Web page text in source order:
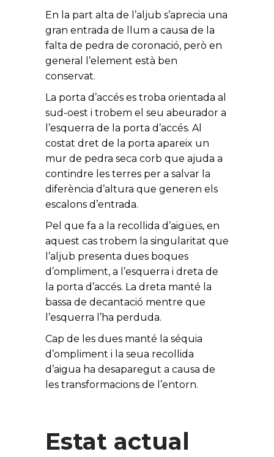
En la part alta de l’aljub s’aprecia una
gran entrada de llum a causa de la
falta de pedra de coronació, però en
general l’element està ben
conservat.
La porta d’accés es troba orientada al
sud-oest i trobem el seu abeurador a
l’esquerra de la porta d’accés. Al
costat dret de la porta apareix un
mur de pedra seca corb que ajuda a
contindre les terres per a salvar la
diferència d’altura que generen els
escalons d’entrada.
Pel que fa a la recollida d’aigües, en
aquest cas trobem la singularitat que
l’aljub presenta dues boques
d’ompliment, a l’esquerra i dreta de
la porta d’accés. La dreta manté la
bassa de decantació mentre que
l’esquerra l’ha perduda.
Cap de les dues manté la séquia
d’ompliment i la seua recollida
d’aigua ha desaparegut a causa de
les transformacions de l’entorn.
Estat actual